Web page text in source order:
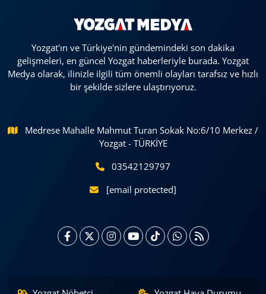
Yozgat'ın ve Türkiye'nin gündemindeki son dakika
gelişmeleri, en güncel Yozgat haberleriyle burada. Yozgat
Medya olarak, ilinizle ilgili tüm önemli olayları tarafsız ve hızlı
bir şekilde sizlere ulaştırıyoruz.
Medrese Mahalle Mahmut Turan Sokak No:6/10 Merkez /
Yozgat - TÜRKİYE
03542129797
[email protected]